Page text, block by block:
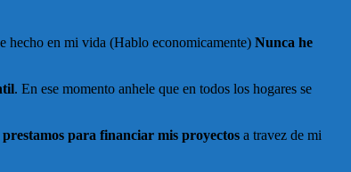
hecho en mi vida (Hablo economicamente) Nunca he
. En ese momento anhele que en todos los hogares se
prestamos para financiar mis proyectos a travez de mi